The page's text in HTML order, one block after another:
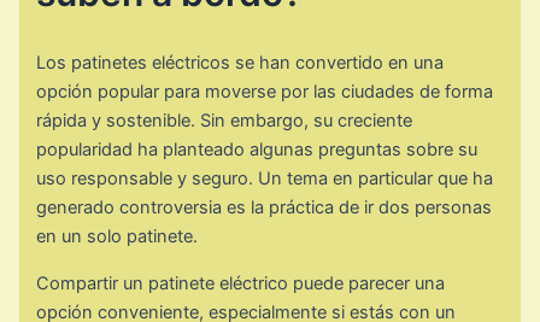
Los patinetes eléctricos se han convertido en una
opción popular para moverse por las ciudades de forma
rápida y sostenible. Sin embargo, su creciente
popularidad ha planteado algunas preguntas sobre su
uso responsable y seguro. Un tema en particular que ha
generado controversia es la práctica de ir dos personas
en un solo patinete.
Compartir un patinete eléctrico puede parecer una
opción conveniente, especialmente si estás con un